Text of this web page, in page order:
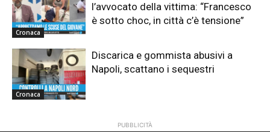
Cronaca
l’avvocato della vittima: “Francesco
è sotto choc, in città c’è tensione”
Cronaca
Discarica e gommista abusivi a
Napoli, scattano i sequestri
PUBBLICITÀ